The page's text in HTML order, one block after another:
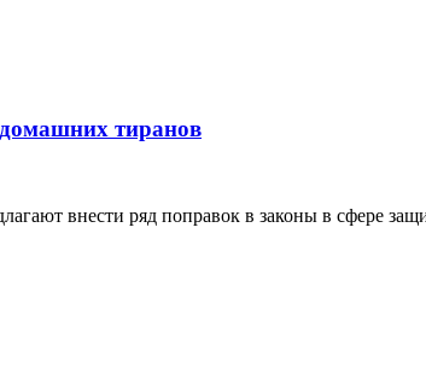
тиранов
внести ряд поправок в законы в сфере